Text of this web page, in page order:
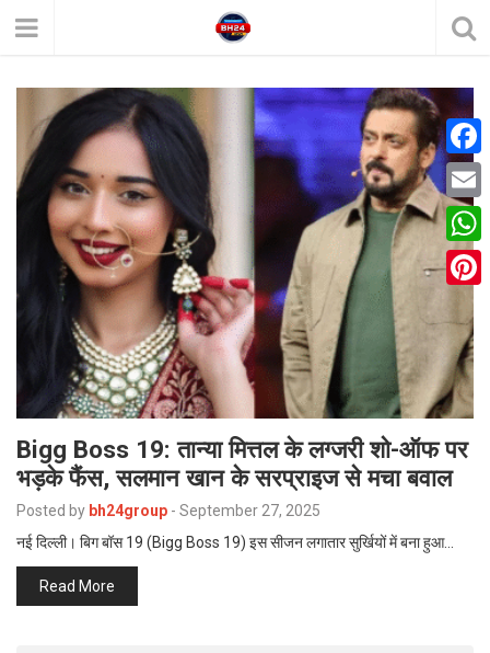
Bigg Boss 19: तान्या मित्तल के लग्जरी शो-ऑफ पर
भड़के फैंस, सलमान खान के सरप्राइज से मचा बवाल
Posted by bh24group - September 27, 2025
नई दिल्ली। बिग बॉस 19 (Bigg Boss 19) इस सीजन लगातार सुर्खियों में बना हुआ…
Read More
F
a
c
e
o
o
k
E
m
a
i
W
a
t
s
p
n
t
e
r
s